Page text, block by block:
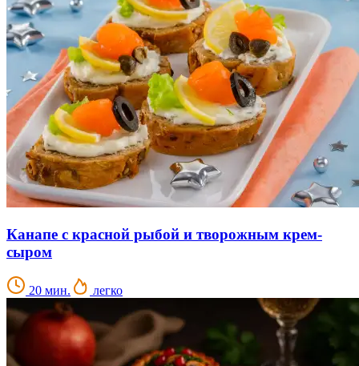
Канапе с красной рыбой и творожным крем-
сыром
20 мин. легко